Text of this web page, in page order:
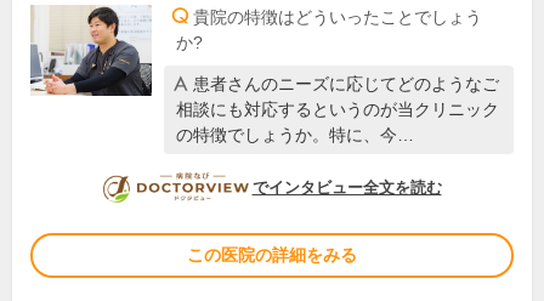
貴院の特徴はどういったことでしょう
か?
患者さんのニーズに応じてどのようなご
相談にも対応するというのが当クリニック
の特徴でしょうか。特に、今…
DOCTORVIEW
でインタビュー全文を読む
この医院の詳細をみる